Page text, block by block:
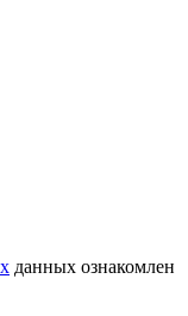
данных ознакомлен